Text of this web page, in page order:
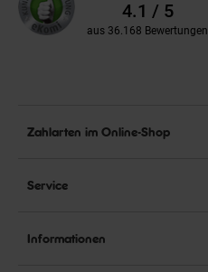
Bewertungen4.1 / 5
aus 36.168 Bewertungen
Zahlarten im Online-Shop
Service
Informationen